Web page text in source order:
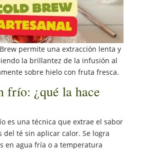
permite una extracción lenta y
la brillantez de la infusión al
sobre hielo con fruta fresca.
frío: ¿qué la hace
es una técnica que extrae el sabor
del té sin aplicar calor. Se logra
en agua fría o a temperatura